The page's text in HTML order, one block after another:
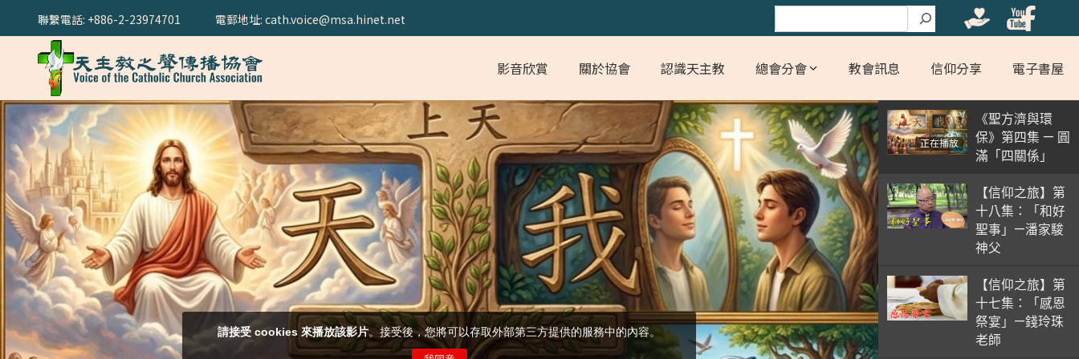
聯繫電話: +886-2-23974701 搜尋
電郵地址: cath.voice@msa.hinet.net
影音欣賞 關於協會 認識天主教 總會分會 教會訊息 信仰分享 電子書屋
正在播放
《聖方濟與環
保》第四集 — 圓
滿「四關係」
【信仰之旅】第
十八集：「和好
聖事」—潘家駿
神父
【信仰之旅】第
十七集：「感恩
祭宴」—錢玲珠
老師